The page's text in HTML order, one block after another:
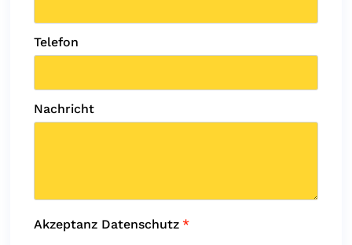
Telefon
Nachricht
Akzeptanz Datenschutz *